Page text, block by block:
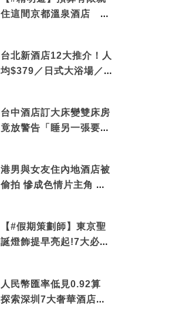
住這間京都溫泉酒店 車
台北新酒店12大推介！人
均$379／日式大浴場／1
台中酒店訂大床變雙床房
竟放警告「睡另一張要加
港男與女友住內地酒店被
偷拍 慘成色情片主角 鏡
【#假期策劃師】東京聖
誕燈飾提早亮起!7大必去
人民幣匯率低見0.92算
探索深圳7大奢華酒店體